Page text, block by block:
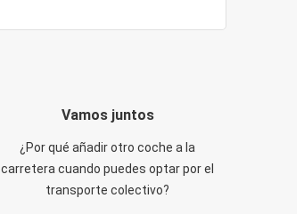
Vamos juntos
¿Por qué añadir otro coche a la
carretera cuando puedes optar por el
transporte colectivo?